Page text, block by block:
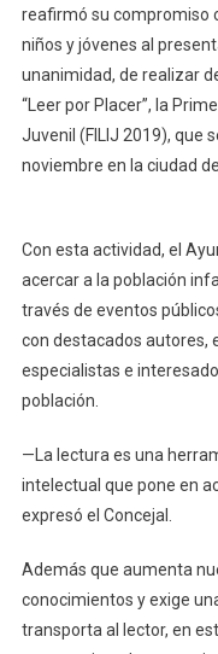
reafirmó su compromiso
niños y jóvenes al
unanimidad, de realizar
“Leer por Placer”, la
Juvenil (FILIJ 2019), que
noviembre en la ciudad
Con esta actividad, el
acercar a la población
través de eventos
con destacados autores,
especialistas e
población.
—La lectura es una
intelectual que pone en
expresó el Concejal.
Además que aumenta
conocimientos y exige
transporta al lector, en